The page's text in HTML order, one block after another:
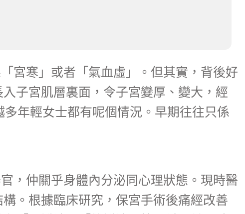
宮寒」或者「氣血虛」。但其實，背後好
子宮肌層裏面，令子宮變厚、變大，經
年輕女士都有呢個情況。早期往往只係
，仲關乎身體內分泌同心理狀態。現時醫
。根據臨床研究，保宮手術後痛經改善